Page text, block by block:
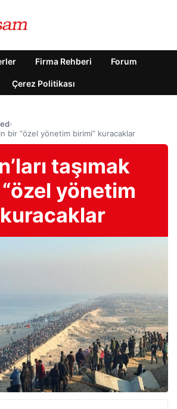
Firma Rehberi Forum
Çerez Politikası
›
bir “özel yönetim birimi” kuracaklar
taşımak
yönetim